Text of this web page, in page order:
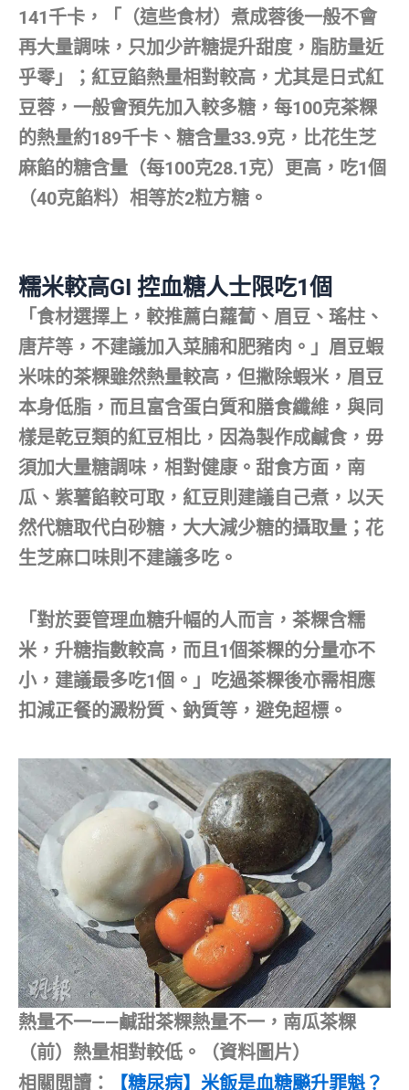
141千卡，「（這些食材）煮成蓉後一般不會
再大量調味，只加少許糖提升甜度，脂肪量近
乎零」；紅豆餡熱量相對較高，尤其是日式紅
豆蓉，一般會預先加入較多糖，每100克茶粿
的熱量約189千卡、糖含量33.9克，比花生芝
麻餡的糖含量（每100克28.1克）更高，吃1個
（40克餡料）相等於2粒方糖。
糯米較高GI 控血糖人士限吃1個
「食材選擇上，較推薦白蘿蔔、眉豆、瑤柱、
唐芹等，不建議加入菜脯和肥豬肉。」眉豆蝦
米味的茶粿雖然熱量較高，但撇除蝦米，眉豆
本身低脂，而且富含蛋白質和膳食纖維，與同
樣是乾豆類的紅豆相比，因為製作成鹹食，毋
須加大量糖調味，相對健康。甜食方面，南
瓜、紫薯餡較可取，紅豆則建議自己煮，以天
然代糖取代白砂糖，大大減少糖的攝取量；花
生芝麻口味則不建議多吃。
「對於要管理血糖升幅的人而言，茶粿含糯
米，升糖指數較高，而且1個茶粿的分量亦不
小，建議最多吃1個。」吃過茶粿後亦需相應
扣減正餐的澱粉質、鈉質等，避免超標。
熱量不一——鹹甜茶粿熱量不一，南瓜茶粿
（前）熱量相對較低。（資料圖片）
相關閲讀：
【糖尿病】米飯是血糖飈升罪魁？